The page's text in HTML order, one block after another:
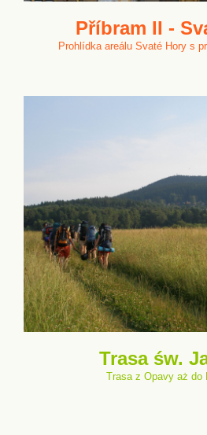
Příbram II -
Prohlídka areálu Svaté Hory s
Trasa św.
Trasa z Opavy aż do